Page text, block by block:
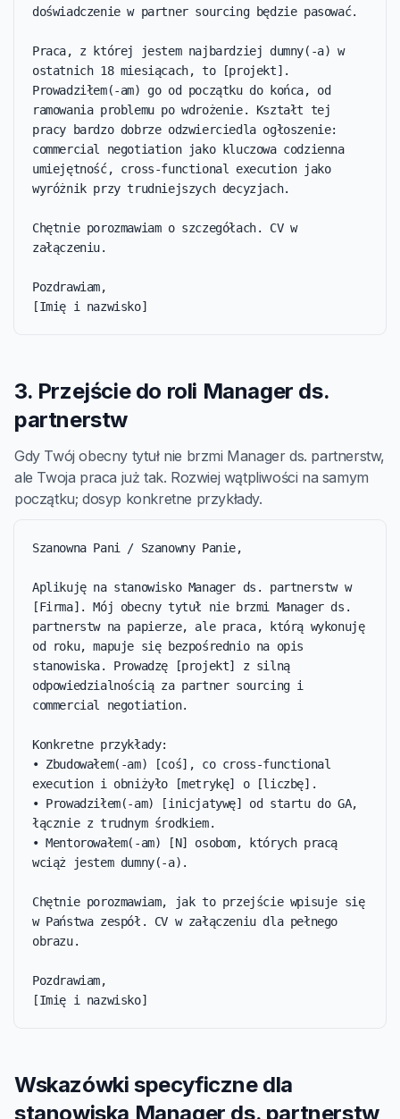
doświadczenie w partner sourcing będzie pasować.
Praca, z której jestem najbardziej dumny(-a) w
ostatnich 18 miesiącach, to [projekt].
Prowadziłem(-am) go od początku do końca, od
ramowania problemu po wdrożenie. Kształt tej
pracy bardzo dobrze odzwierciedla ogłoszenie:
commercial negotiation jako kluczowa codzienna
umiejętność, cross-functional execution jako
wyróżnik przy trudniejszych decyzjach.
Chętnie porozmawiam o szczegółach. CV w
załączeniu.
Pozdrawiam,
[Imię i nazwisko]
3. Przejście do roli Manager ds.
partnerstw
Gdy Twój obecny tytuł nie brzmi Manager ds. partnerstw,
ale Twoja praca już tak. Rozwiej wątpliwości na samym
początku; dosyp konkretne przykłady.
Szanowna Pani / Szanowny Panie,
Aplikuję na stanowisko Manager ds. partnerstw w
[Firma]. Mój obecny tytuł nie brzmi Manager ds.
partnerstw na papierze, ale praca, którą wykonuję
od roku, mapuje się bezpośrednio na opis
stanowiska. Prowadzę [projekt] z silną
odpowiedzialnością za partner sourcing i
commercial negotiation.
Konkretne przykłady:
• Zbudowałem(-am) [coś], co cross-functional
execution i obniżyło [metrykę] o [liczbę].
• Prowadziłem(-am) [inicjatywę] od startu do GA,
łącznie z trudnym środkiem.
• Mentorowałem(-am) [N] osobom, których pracą
wciąż jestem dumny(-a).
Chętnie porozmawiam, jak to przejście wpisuje się
w Państwa zespół. CV w załączeniu dla pełnego
obrazu.
Pozdrawiam,
[Imię i nazwisko]
Wskazówki specyficzne dla
stanowiska Manager ds. partnerstw